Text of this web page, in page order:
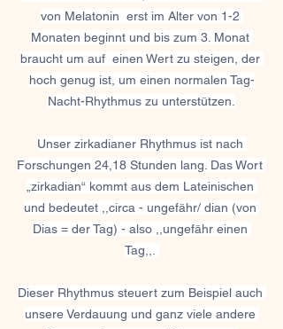
von Melatonin  erst im Alter von 1-2
Monaten beginnt und bis zum 3. Monat
braucht um auf  einen Wert zu steigen, der
hoch genug ist, um einen normalen Tag-
Nacht-Rhythmus zu unterstützen.
Unser zirkadianer Rhythmus ist nach
Forschungen 24,18 Stunden lang. Das Wort
„zirkadian“ kommt aus dem Lateinischen
und bedeutet ,,circa - ungefähr/ dian (von
Dias = der Tag) - also ,,ungefähr einen
Tag,,.
Dieser Rhythmus steuert zum Beispiel auch
unsere Verdauung und ganz viele andere